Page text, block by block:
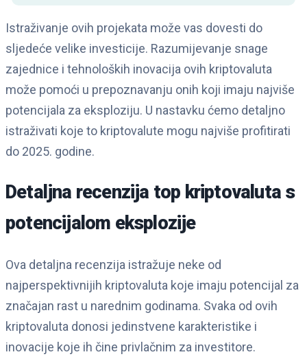
Istraživanje ovih projekata može vas dovesti do
sljedeće velike investicije. Razumijevanje snage
zajednice i tehnoloških inovacija ovih kriptovaluta
može pomoći u prepoznavanju onih koji imaju najviše
potencijala za eksploziju. U nastavku ćemo detaljno
istraživati koje to kriptovalute mogu najviše profitirati
do 2025. godine.
Detaljna recenzija top kriptovaluta s
potencijalom eksplozije
Ova detaljna recenzija istražuje neke od
najperspektivnijih kriptovaluta koje imaju potencijal za
značajan rast u narednim godinama. Svaka od ovih
kriptovaluta donosi jedinstvene karakteristike i
inovacije koje ih čine privlačnim za investitore.